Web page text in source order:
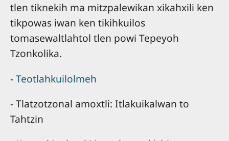
tlen tiknekih ma mitzpalewikan xikahxili ken
tikpowas iwan ken tikihkuilos
tomasewaltlahtol tlen powi Tepeyoh
Tzonkolika.
-Teotlahkuilolmeh
- Tlatzotzonal amoxtli: Itlakuikalwan to
Tahtzin